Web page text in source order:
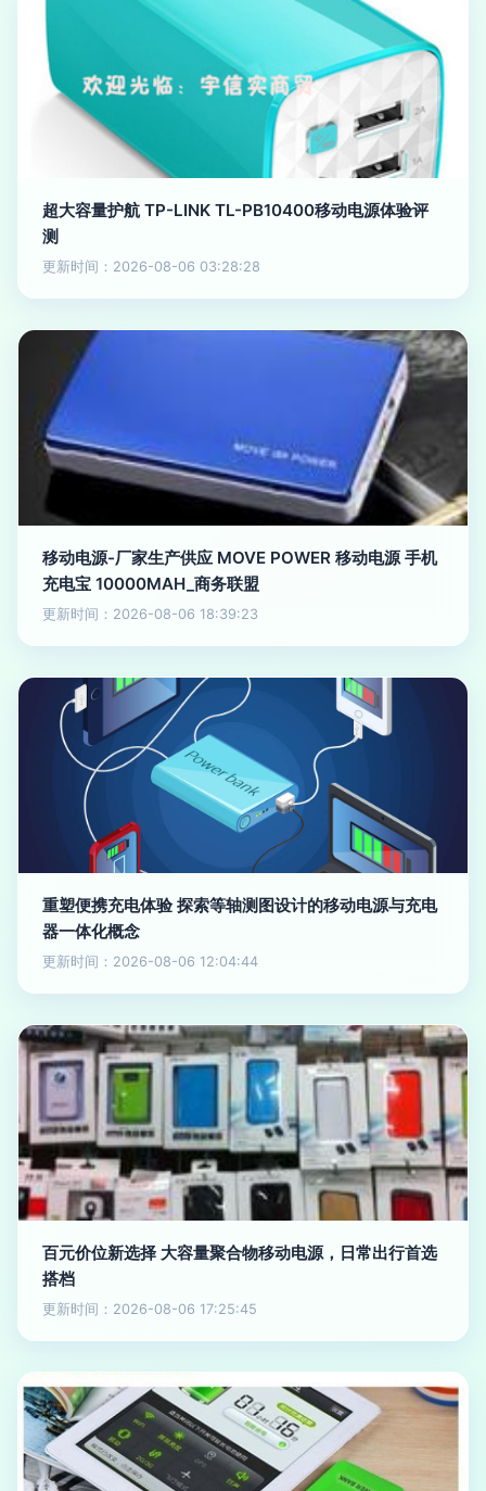
超大容量护航 TP-LINK TL-PB10400移动电源体验评
测
更新时间：2026-08-06 03:28:28
移动电源-厂家生产供应 MOVE POWER 移动电源 手机
充电宝 10000MAH_商务联盟
更新时间：2026-08-06 18:39:23
重塑便携充电体验 探索等轴测图设计的移动电源与充电
器一体化概念
更新时间：2026-08-06 12:04:44
百元价位新选择 大容量聚合物移动电源，日常出行首选
搭档
更新时间：2026-08-06 17:25:45